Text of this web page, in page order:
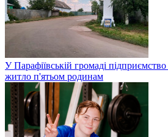
У Парафіївській громаді
житло п'ятьом родинам